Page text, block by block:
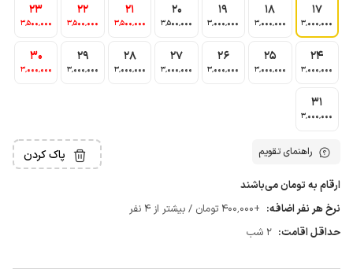
17
3٬000٬000
18
3٬000٬000
19
3٬000٬000
20
3٬500٬000
21
3٬500٬000
22
3٬500٬000
23
3٬500٬000
24
3٬000٬000
25
3٬000٬000
26
3٬000٬000
27
3٬000٬000
28
3٬000٬000
29
3٬000٬000
30
3٬000٬000
31
3٬000٬000
راهنمای تقویم پاک کردن
ارقام به تومان می‌باشند
نرخ هر نفر اضافه: +400٬000 تومان / بیشتر از 4 نفر
حداقل اقامت: 2 شب